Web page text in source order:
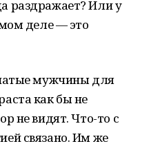
раздражает? Или у
деле — это
мужчины для
как бы не
не видят. Что-то с
связано. Им же